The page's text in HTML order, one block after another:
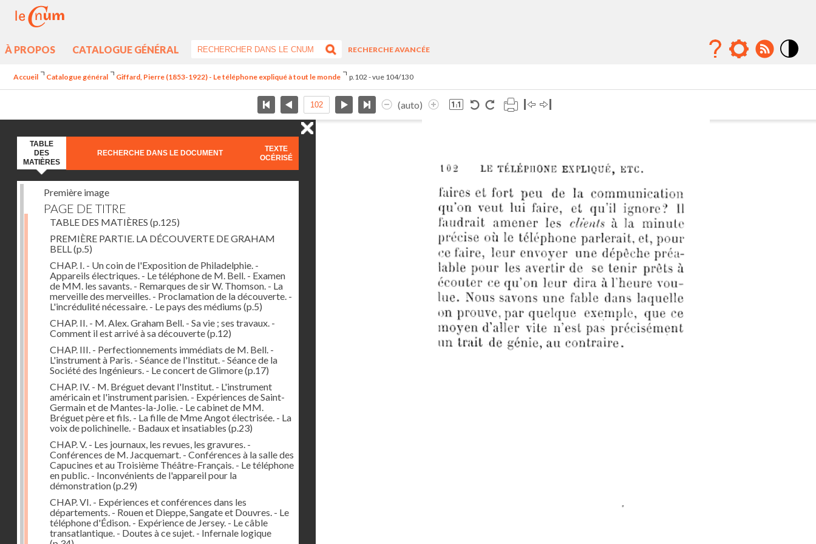
À PROPOS CATALOGUE GÉNÉRAL
RECHERCHE AVANCÉE
Accueil Catalogue général Giffard, Pierre (1853-1922) - Le téléphone expliqué à tout le monde p.102 - vue 104/130
(auto)
TABLE
DES
MATIÈRES
RECHERCHE DANS LE DOCUMENT
TEXTE
OCÉRISÉ
Première image
PAGE DE TITRE
TABLE DES MATIÈRES (p.125)
PREMIÈRE PARTIE. LA DÉCOUVERTE DE GRAHAM
BELL(p.5)
CHAP. I. - Un coin de l'Exposition de Philadelphie. -
Appareils électriques. - Le téléphone de M. Bell. - Examen
de MM. les savants. - Remarques de sir W. Thomson. - La
merveille des merveilles. - Proclamation de la découverte. -
L'incrédulité nécessaire. - Le pays des médiums (p.5)
CHAP. II. - M. Alex. Graham Bell. - Sa vie ; ses travaux. -
Comment il est arrivé à sa découverte(p.12)
CHAP. III. - Perfectionnements immédiats de M. Bell. -
L'instrument à Paris. - Séance de l'Institut. - Séance de la
Société des Ingénieurs. - Le concert de Glimore(p.17)
CHAP. IV. - M. Bréguet devant l'Institut. - L'instrument
américain et l'instrument parisien. - Expériences de Saint-
Germain et de Mantes-la-Jolie. - Le cabinet de MM.
Bréguet père et fils. - La fille de Mme Angot électrisée. - La
voix de polichinelle. - Badaux et insatiables (p.23)
CHAP. V. - Les journaux, les revues, les gravures. -
Conférences de M. Jacquemart. - Conférences à la salle des
Capucines et au Troisième Théâtre-Français. - Le téléphone
en public. - Inconvénients de l'appareil pour la
démonstration(p.29)
CHAP. VI. - Expériences et conférences dans les
départements. - Rouen et Dieppe, Sangate et Douvres. - Le
téléphone d'Édison. - Expérience de Jersey. - Le câble
transatlantique. - Doutes à ce sujet. - Infernale logique